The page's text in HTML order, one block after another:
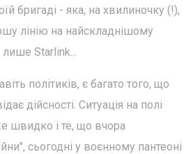
бригаді - яка, на хвилиночку (!),
лінію на найскладнішому
Starlink...
політиків, є багато того, що
дійсності. Ситуація на полі
швидко і те, що вчора
сьогодні у воєнному пантеоні